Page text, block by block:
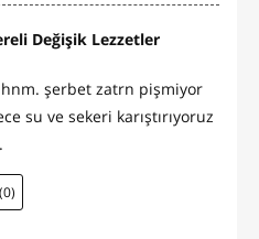
Değişik Lezzetler
şerbet zatrn pişmiyor
su ve sekeri karıştırıyoruz